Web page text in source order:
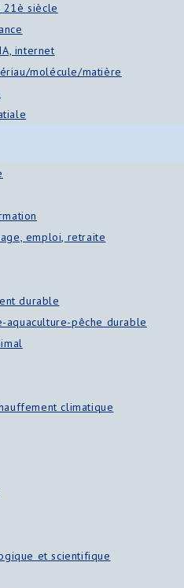
21è siècle
internet
molécule/matière
emploi, retraite
durable
aquaculture-pêche durable
climatique
et scientifique